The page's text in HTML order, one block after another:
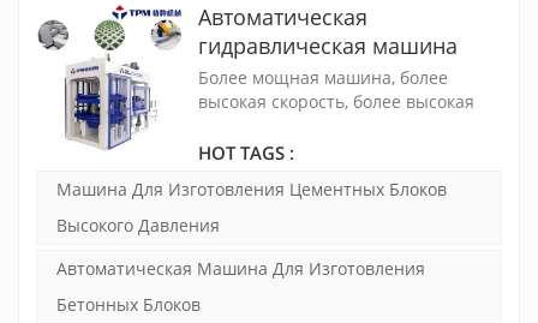
Автоматическая
гидравлическая машина
высокого давления для
изготовления цементных
кирпича (TPM8000)
Более мощная машина, более
высокая скорость, более высокая
это чрезвычайно зрелая,
для производства бетонных блоков.
Вибрация контролируется
частоты, а силу можно
качества бетонных изделий.
HOT TAGS :
Машина Для Изготовления Цементных Блоков
Высокого Давления
Автоматическая Машина Для Изготовления
Бетонных Блоков